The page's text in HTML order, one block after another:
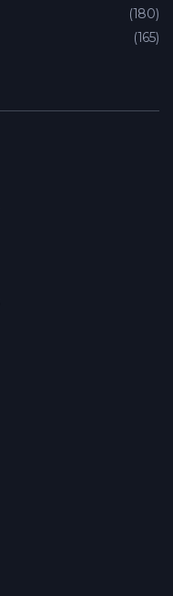
180
165